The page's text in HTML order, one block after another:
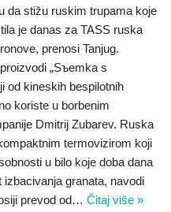
da stižu ruskim trupama koje
je danas za TASS ruska
prenosi Tanjug.
„Sъemka s
od kineskih bespilotnih
koriste u borbenim
Dmitrij Zubarev. Ruska
termovizirom koji
u bilo koje doba dana
granata, navodi
prevod od… Čitaj više »